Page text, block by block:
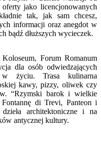
jako licencjonowanych
tak, jak sam chcesz,
informacji oraz anegdot w
bądź dłuższych wycieczek.
Forum Romanum
dla osób odwiedzających
życiu. Trasa kulinarna
kawy, pizzy, oliwek czy
“Rzymski barok i wielkie
di Trevi, Panteon i
architektoniczne i na
antycznej kultury.